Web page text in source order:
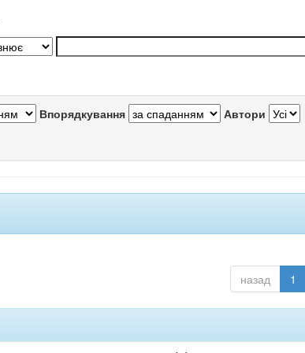
Впорядкування Автори
назад 1